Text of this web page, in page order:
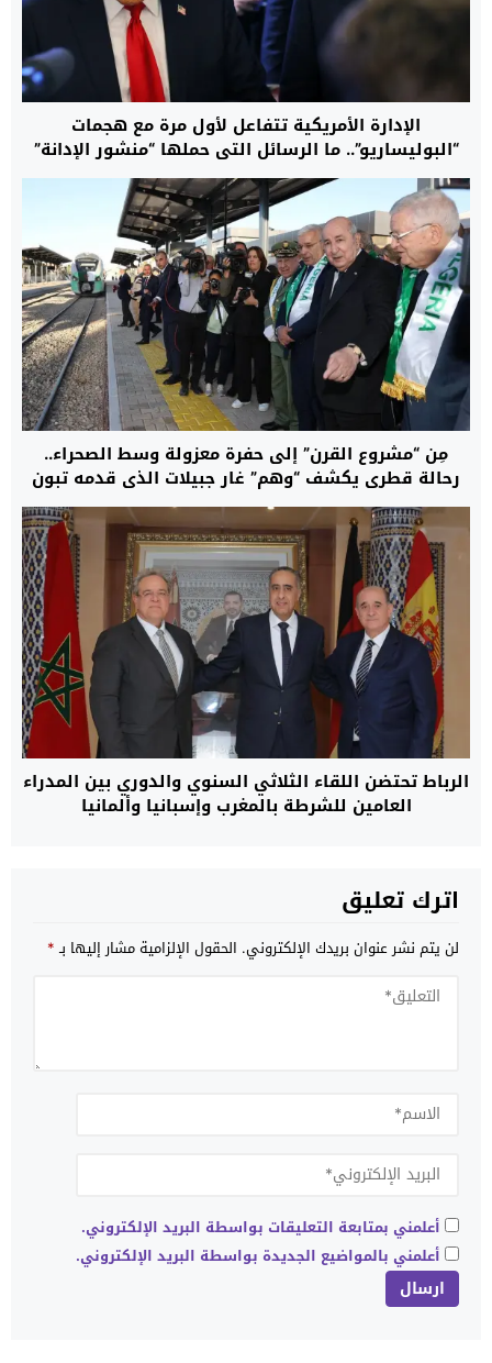
الإدارة الأمريكية تتفاعل لأول مرة مع هجمات
“البوليساريو”.. ما الرسائل التي حملها “منشور الإدانة”
نحو الجبهة والجزائر قبل جولة واشنطن التفاوضية؟
مِن “مشروع القرن” إلى حفرة معزولة وسط الصحراء..
رحالة قطري يكشف “وهم” غار جبيلات الذي قدمه تبون
وشنقريحة للجزائريين كـ”ثورة اقتصادية”
الرباط تحتضن اللقاء الثلاثي السنوي والدوري بين المدراء
العامين للشرطة بالمغرب وإسبانيا وألمانيا
اترك تعليق
لن يتم نشر عنوان بريدك الإلكتروني. الحقول الإلزامية مشار إليها بـ*
أعلمني بمتابعة التعليقات بواسطة البريد الإلكتروني.
أعلمني بالمواضيع الجديدة بواسطة البريد الإلكتروني.